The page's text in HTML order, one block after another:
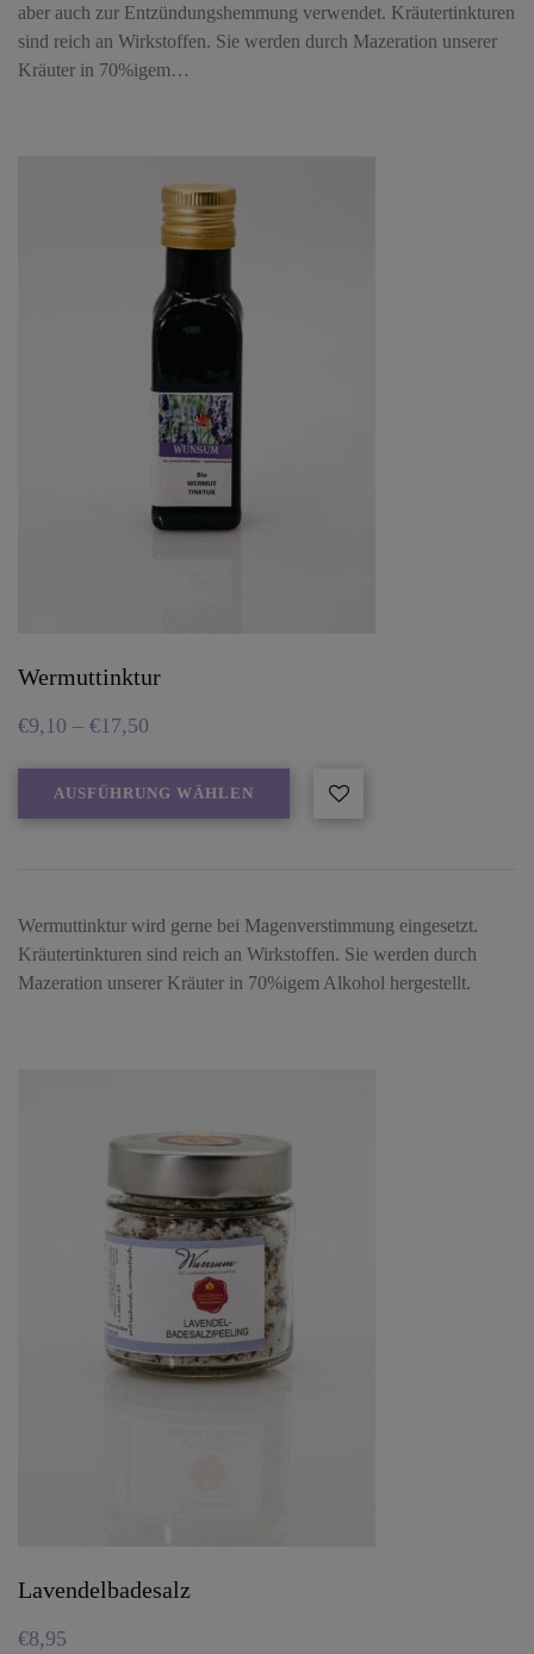
aber auch zur Entzündungshemmung verwendet. Kräutertinkturen
sind reich an Wirkstoffen. Sie werden durch Mazeration unserer
Kräuter in 70%igem…
Wermuttinktur
€9,10 – €17,50
AUSFÜHRUNG WÄHLEN
Wermuttinktur wird gerne bei Magenverstimmung eingesetzt.
Kräutertinkturen sind reich an Wirkstoffen. Sie werden durch
Mazeration unserer Kräuter in 70%igem Alkohol hergestellt.
Lavendelbadesalz
€8,95